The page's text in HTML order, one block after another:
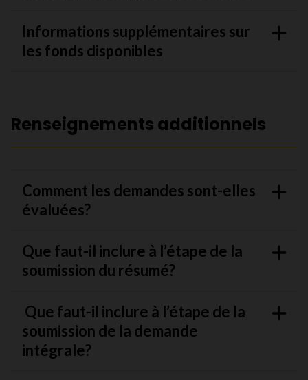
Informations supplémentaires sur
les fonds disponibles
Renseignements additionnels
Comment les demandes sont-elles
évaluées?
Que faut-il inclure à l’étape de la
soumission du résumé?
Que faut-il inclure à l’étape de la
soumission de la demande
intégrale?